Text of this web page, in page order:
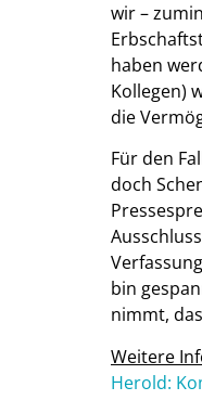
wir –
haben
Kollegen)
die
Für den
doch
bin
nimmt,
Weitere
Herold: